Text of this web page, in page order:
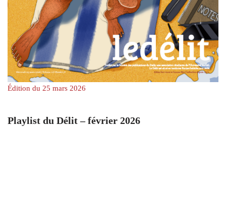
Édition du 25 mars 2026
Playlist du Délit – février 2026